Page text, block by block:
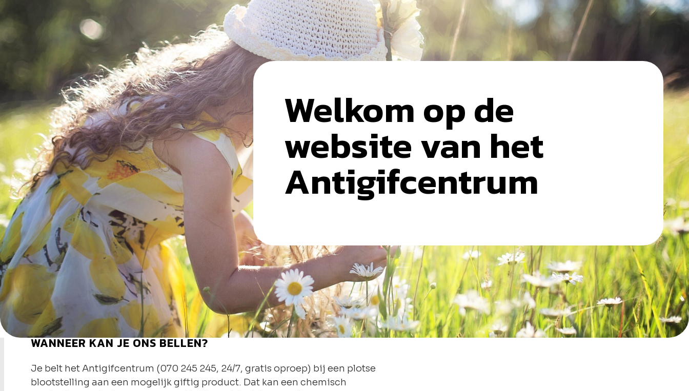
Welkom op de
website van het
Antigifcentrum
WANNEER KAN JE ONS BELLEN?
Je belt het Antigifcentrum (070 245 245, 24/7, gratis oproep) bij een plotse
blootstelling aan een mogelijk giftig product. Dat kan een chemisch